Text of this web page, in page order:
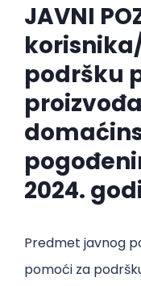
JAVNI
podršku
2024.
Predmet javnog
pomoći za